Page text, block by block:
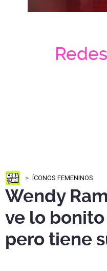
ÍCONOS FEMENINOS
Wendy
ve lo
pero tiene